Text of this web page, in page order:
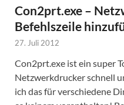
Con2prt.exe –
Befehlszeile
27. Juli 2012
Con2prt.exe ist ein super
Netzwerkdrucker schnell
ich das für verschiedene